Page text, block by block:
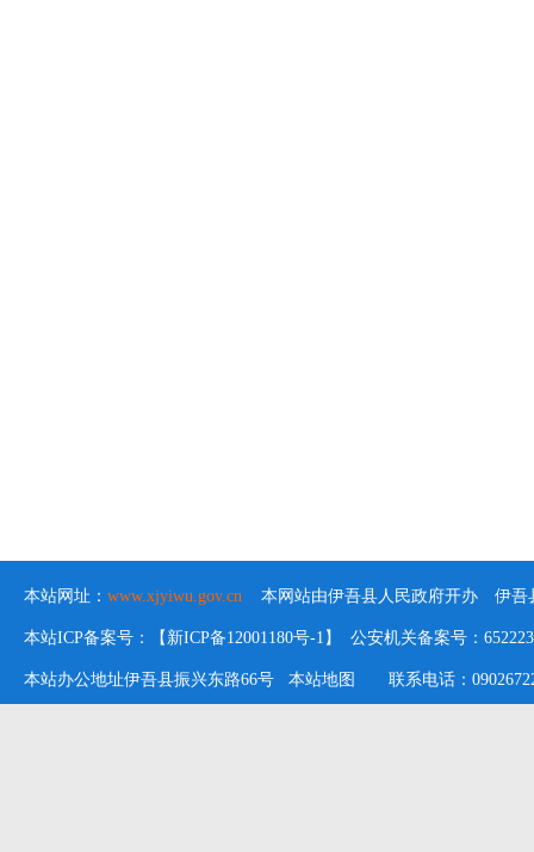
本站网址： www.xjyiwu.gov.cn 本网站由伊吾县人民政府开办 伊吾
本站ICP备案号：【新ICP备12001180号-1】 公安机关备案号：
本站办公地址伊吾县振兴东路66号 本站地图 联系电话：